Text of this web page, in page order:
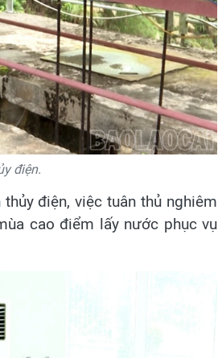
điện.
điện, việc tuân thủ nghiêm
cao điểm lấy nước phục vụ